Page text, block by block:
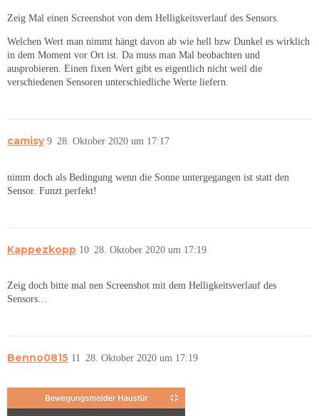
Zeig Mal einen Screenshot von dem Helligkeitsverlauf des Sensors.
Welchen Wert man nimmt hängt davon ab wie hell bzw Dunkel es wirklich
in dem Moment vor Ort ist. Da muss man Mal beobachten und
ausprobieren. Einen fixen Wert gibt es eigentlich nicht weil die
verschiedenen Sensoren unterschiedliche Werte liefern.
camisy 28. Oktober 2020 um 17:17
9
nimm doch als Bedingung wenn die Sonne untergegangen ist statt den
Sensor. Funzt perfekt!
Kappezkopp 28. Oktober 2020 um 17:19
10
Zeig doch bitte mal nen Screenshot mit dem Helligkeitsverlauf des
Sensors…
Benno0815 28. Oktober 2020 um 17:19
11